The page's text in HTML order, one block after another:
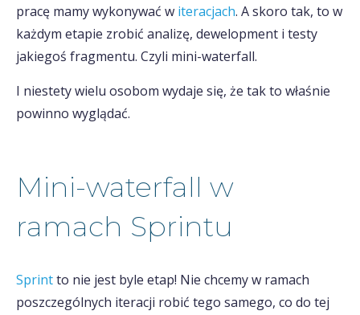
pracę mamy wykonywać w iteracjach. A skoro tak, to w
każdym etapie zrobić analizę, dewelopment i testy
jakiegoś fragmentu. Czyli mini-waterfall.
I niestety wielu osobom wydaje się, że tak to właśnie
powinno wyglądać.
Mini-waterfall w
ramach Sprintu
Sprintto nie jest byle etap! Nie chcemy w ramach
poszczególnych iteracji robić tego samego, co do tej